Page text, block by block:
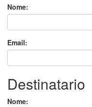
Nome:
Email:
Destinatario
Nome: